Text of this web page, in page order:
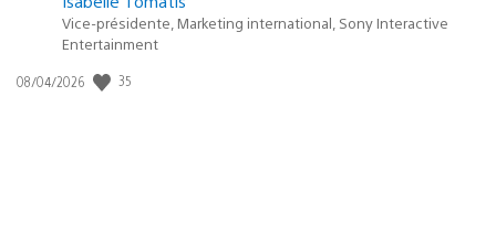
Vice-présidente, Marketing international, Sony Interactive
Entertainment
Date
08/04/2026 35